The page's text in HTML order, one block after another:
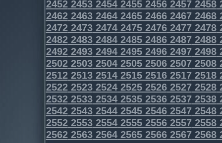
2452245324542455245624572458
2462246324642465246624672468
2472247324742475247624772478
2482248324842485248624872488
2492249324942495249624972498
2502250325042505250625072508
2512251325142515251625172518
2522252325242525252625272528
2532253325342535253625372538
2542254325442545254625472548
2552255325542555255625572558
2562256325642565256625672568